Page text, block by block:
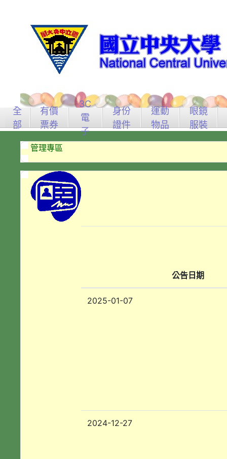
全
部
有價
票券
3C
電
子
身份
證件
運動
物品
眼鏡
服裝
管理專區
公告日期
2025-01-07
2024-12-27